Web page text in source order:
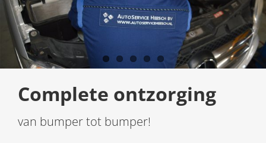
Complete ontzorging
van bumper tot bumper!